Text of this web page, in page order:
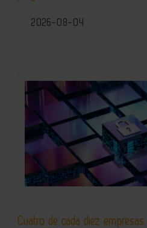
2026-08-04
Cuatro de cada diez